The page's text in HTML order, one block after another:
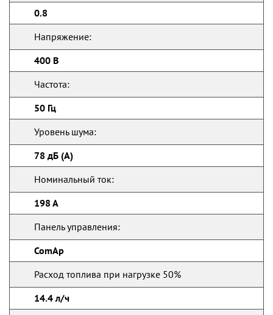
0.8
Напряжение:
400 В
Частота:
50 Гц
Уровень шума:
78 дБ (А)
Номинальный ток:
198 А
Панель управления:
ComAp
Расход топлива при нагрузке 50%
14.4 л/ч